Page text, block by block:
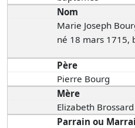
Nom
Marie Joseph
né 18 mars 1715,
Père
Pierre Bourg
Mère
Elizabeth Brossard
Parrain ou